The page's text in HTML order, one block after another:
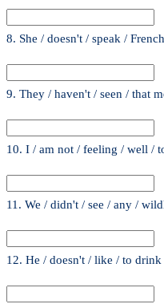
8. She / doesn't / speak /
9. They / haven't / seen / that
10. I / am not / feeling / well /
11. We / didn't / see / any /
12. He / doesn't / like / to